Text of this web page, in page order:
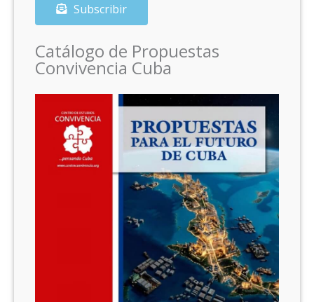
Subscribir
Catálogo de Propuestas
Convivencia Cuba